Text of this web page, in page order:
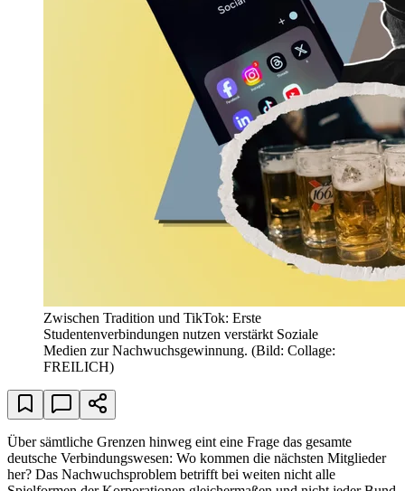
Zwischen Tradition und TikTok: Erste
Studentenverbindungen nutzen verstärkt Soziale
Medien zur Nachwuchsgewinnung. (Bild: Collage:
FREILICH)
Über sämtliche Grenzen hinweg eint eine Frage das gesamte
deutsche Verbindungswesen: Wo kommen die nächsten Mitglieder
her? Das Nachwuchsproblem betrifft bei weiten nicht alle